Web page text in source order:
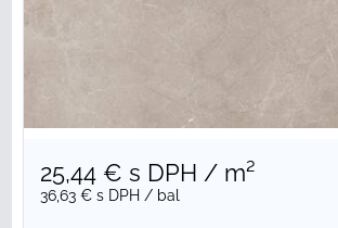
25,44 € s DPH / m²
36,63 € s DPH / bal